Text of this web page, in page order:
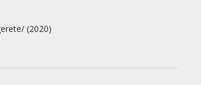
(2020)